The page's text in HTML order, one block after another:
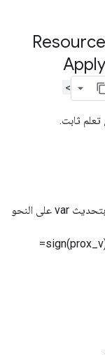
Apply
بالنسبة للصفوف التي حصلنا على تدرج لها، نقوم بتحديث var على النحو